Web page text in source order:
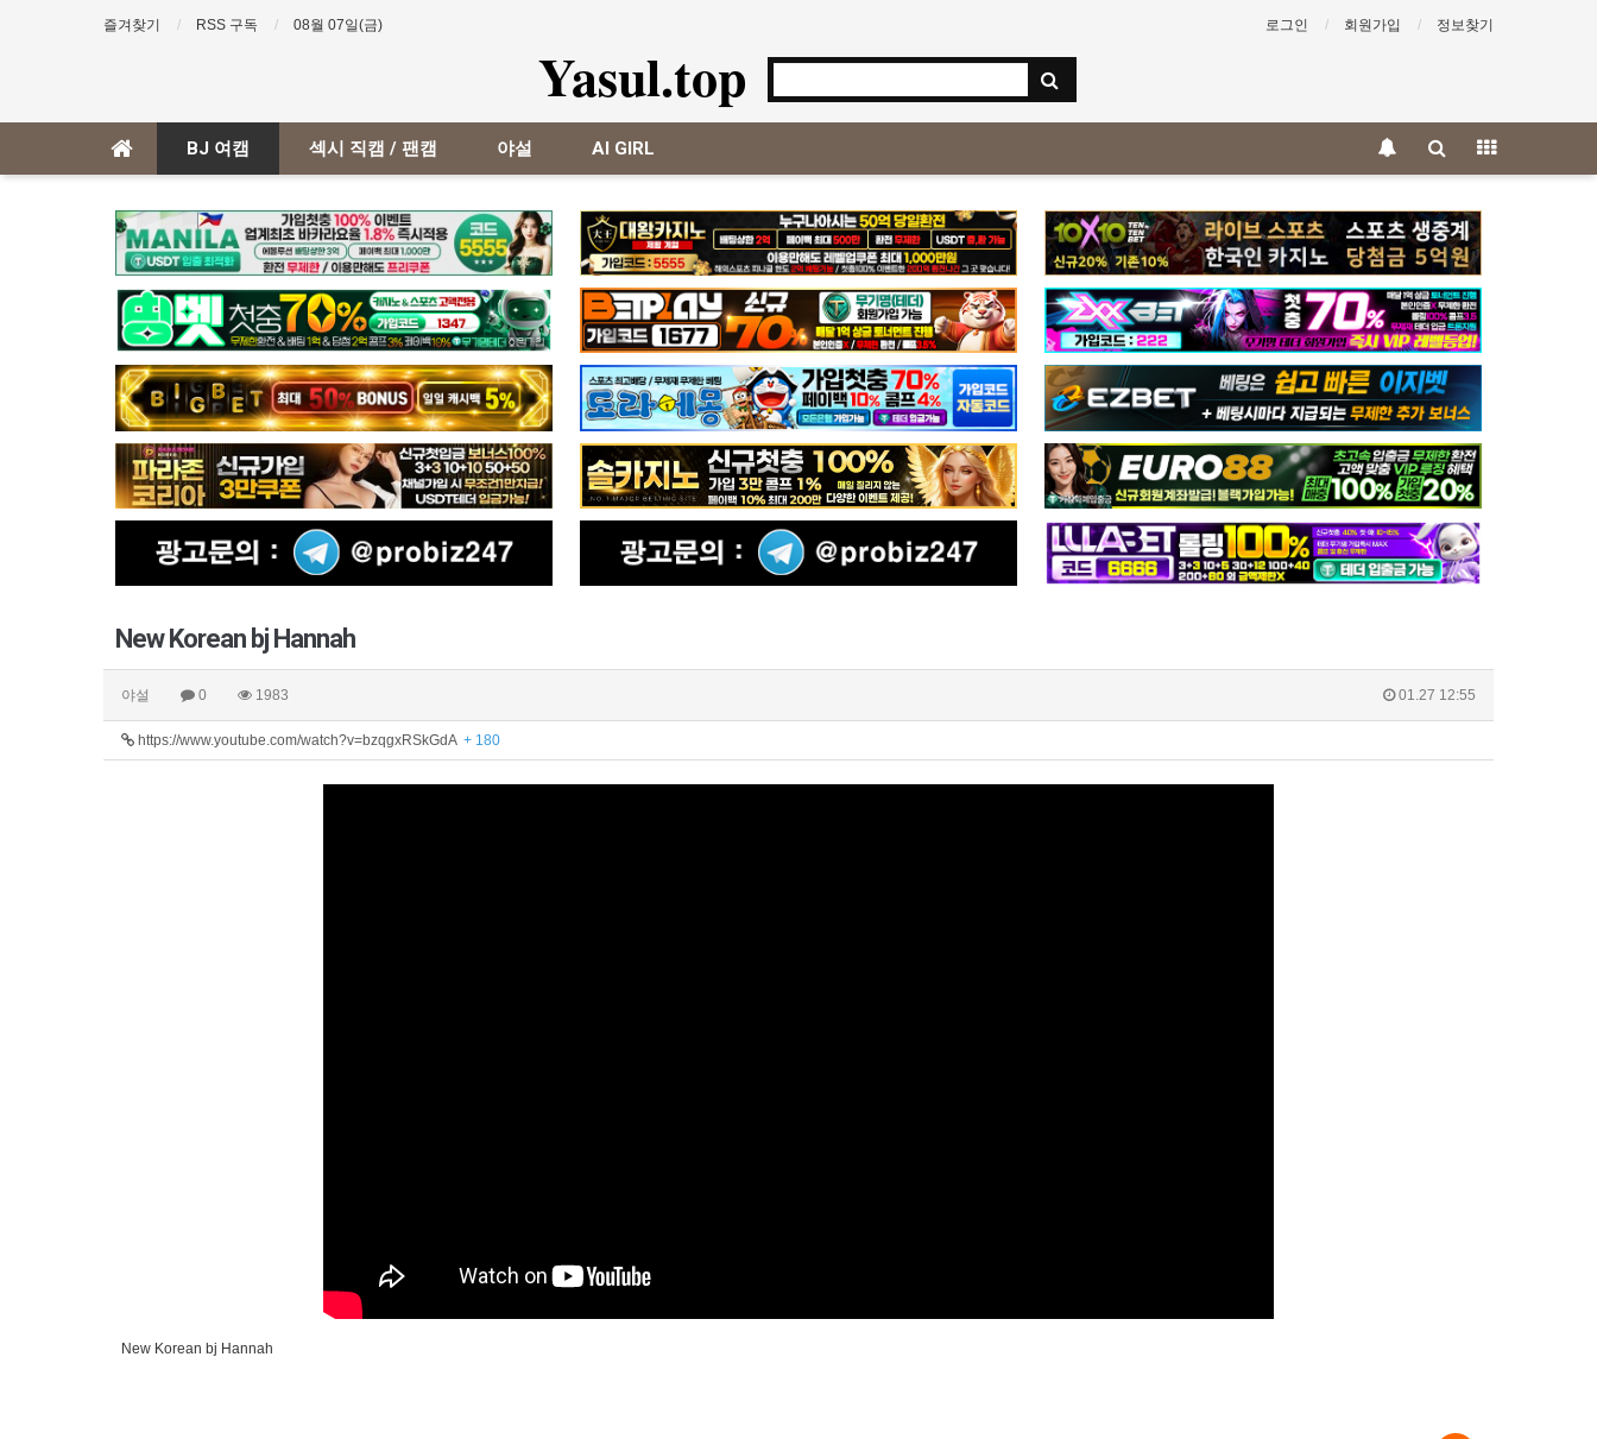
즐겨찾기 RSS 구독 08월 07일(금) 로그인 회원가입 정보찾기
Yasul.top
BJ 여캠 섹시 직캠 / 팬캠 야설 AI GIRL
New Korean bj Hannah
야설 0 1983 01.27 12:55
https://www.youtube.com/watch?v=bzqgxRSkGdA + 180
New Korean bj Hannah